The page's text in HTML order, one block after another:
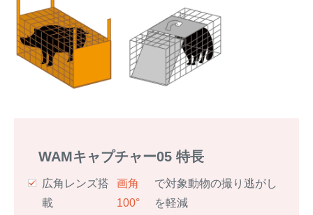
WAMキャプチャー05 特長
広角レンズ搭
載
画角
100°
で対象動物の撮り逃がし
を軽減